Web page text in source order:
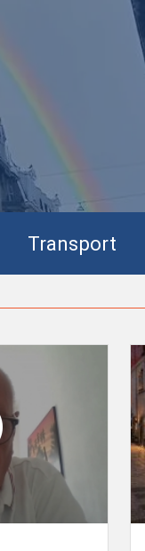
Transport